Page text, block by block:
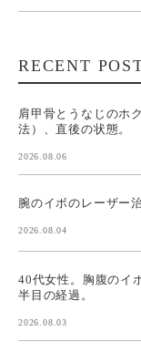
RECENT
肩甲骨とうなじのホ
法）、直後の状態。
2026.08.06
腕のイボのレーザー
2026.08.04
40代女性。胸腹のイ
半目の経過。
2026.08.03